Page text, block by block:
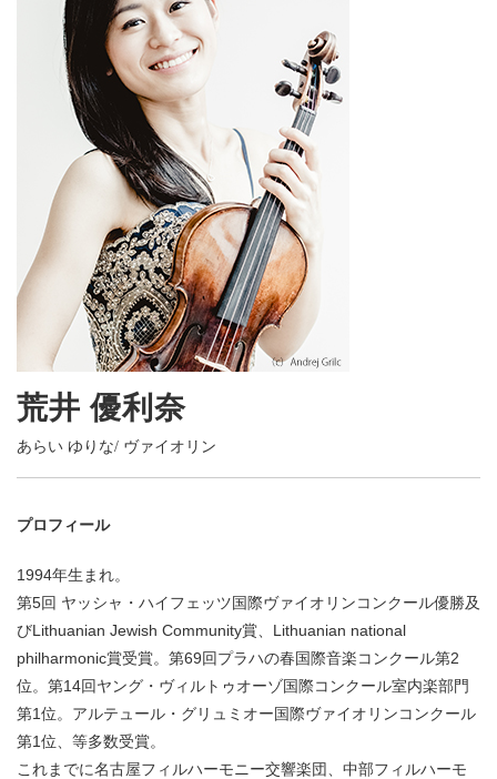
荒井 優利奈
あらい ゆりな/ ヴァイオリン
プロフィール
1994年生まれ。
第5回 ヤッシャ・ハイフェッツ国際ヴァイオリンコンクール優勝及
びLithuanian Jewish Community賞、Lithuanian national
philharmonic賞受賞。第69回プラハの春国際音楽コンクール第2
位。第14回ヤング・ヴィルトゥオーゾ国際コンクール室内楽部門
第1位。アルテュール・グリュミオー国際ヴァイオリンコンクール
第1位、等多数受賞。
これまでに名古屋フィルハーモニー交響楽団、中部フィルハーモ